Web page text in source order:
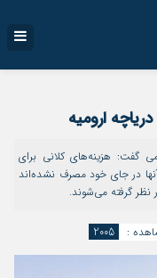
ارومیه
هزینه‌های کلانی برای
در جای خود مصرف نشده‌اند
نظر گرفته می‌شوند.
:
2005